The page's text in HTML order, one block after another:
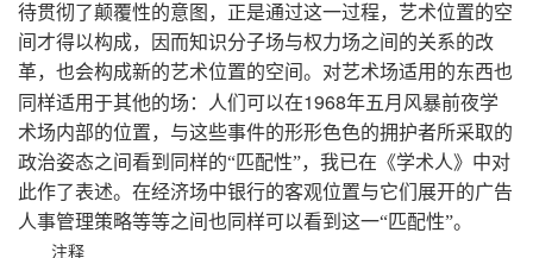
待贯彻了颠覆性的意图，正是通过这一过程，艺术位置的空
间才得以构成，因而知识分子场与权力场之间的关系的改
革，也会构成新的艺术位置的空间。对艺术场适用的东西也
同样适用于其他的场：人们可以在1968年五月风暴前夜学
术场内部的位置，与这些事件的形形色色的拥护者所采取的
政治姿态之间看到同样的“匹配性”，我已在《学术人》中对
此作了表述。在经济场中银行的客观位置与它们展开的广告
人事管理策略等等之间也同样可以看到这一“匹配性”。
注释